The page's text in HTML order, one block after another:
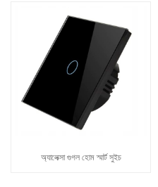
অ্যালেক্সা গুগল হোম স্মার্ট সুইচ